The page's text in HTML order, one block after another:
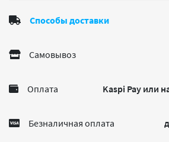
Способы доставки
Самовывоз
Оплата Kaspi Pay или
Безналичная оплата